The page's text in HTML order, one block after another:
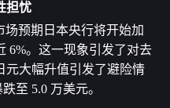
担忧
场预期日本央行将开始加
6%。这一现象引发了对去
元大幅升值引发了避险情
至 5.0 万美元。